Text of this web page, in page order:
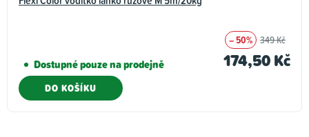
Dostupné pouze na prodejně
– 50% 349 Kč
174,50 Kč
DO KOŠÍKU